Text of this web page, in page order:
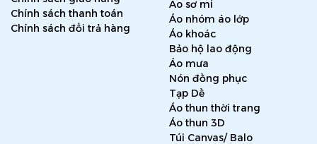
Chính sách thanh toán
Chính sách đổi trả hàng
Áo sơ mi
Áo nhóm áo lớp
Áo khoác
Bảo hộ lao động
Áo mưa
Nón đồng phục
Tạp Dề
Áo thun thời trang
Áo thun 3D
Túi Canvas/ Balo